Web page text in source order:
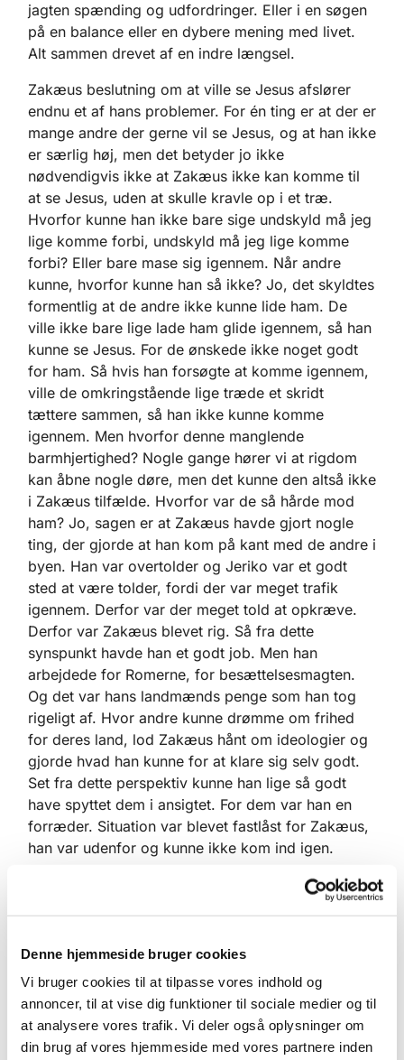
Denne hjemmeside bruger cookies
Vi bruger cookies til at tilpasse vores indhold og
annoncer, til at vise dig funktioner til sociale medier og til
at analysere vores trafik. Vi deler også oplysninger om
din brug af vores hjemmeside med vores partnere inden
jagten spænding og udfordringer. Eller i en søgen
på en balance eller en dybere mening med livet.
Alt sammen drevet af en indre længsel.
Zakæus beslutning om at ville se Jesus afslører
endnu et af hans problemer. For én ting er at der er
mange andre der gerne vil se Jesus, og at han ikke
er særlig høj, men det betyder jo ikke
nødvendigvis ikke at Zakæus ikke kan komme til
at se Jesus, uden at skulle kravle op i et træ.
Hvorfor kunne han ikke bare sige undskyld må jeg
lige komme forbi, undskyld må jeg lige komme
forbi? Eller bare mase sig igennem. Når andre
kunne, hvorfor kunne han så ikke? Jo, det skyldtes
formentlig at de andre ikke kunne lide ham. De
ville ikke bare lige lade ham glide igennem, så han
kunne se Jesus. For de ønskede ikke noget godt
for ham. Så hvis han forsøgte at komme igennem,
ville de omkringstående lige træde et skridt
tættere sammen, så han ikke kunne komme
igennem. Men hvorfor denne manglende
barmhjertighed? Nogle gange hører vi at rigdom
kan åbne nogle døre, men det kunne den altså ikke
i Zakæus tilfælde. Hvorfor var de så hårde mod
ham? Jo, sagen er at Zakæus havde gjort nogle
ting, der gjorde at han kom på kant med de andre i
byen. Han var overtolder og Jeriko var et godt
sted at være tolder, fordi der var meget trafik
igennem. Derfor var der meget told at opkræve.
Derfor var Zakæus blevet rig. Så fra dette
synspunkt havde han et godt job. Men han
arbejdede for Romerne, for besættelsesmagten.
Og det var hans landmænds penge som han tog
rigeligt af. Hvor andre kunne drømme om frihed
for deres land, lod Zakæus hånt om ideologier og
gjorde hvad han kunne for at klare sig selv godt.
Set fra dette perspektiv kunne han lige så godt
have spyttet dem i ansigtet. For dem var han en
forræder. Situation var blevet fastlåst for Zakæus,
han var udenfor og kunne ikke kom ind igen.
Det at befinde sig i en fastlåst konflikt med sine
medmennesker, som Zakæus her gjorde, er heller
os. For der hvor vi mennesker skal finde sammen i
kommer nemt til at gøre noget der kommer til at
såre andre, og andre kan let gøre noget der
bevirker at vi bliver såret og føler os svigtet.